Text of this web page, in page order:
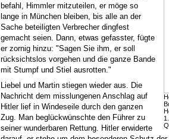
befahl, Himmler mitzuteilen, er möge so
lange in München bleiben, bis alle an der
Sache beteiligten Verbrecher dingfest
gemacht seien. Dann, etwas gefasster, fügte
er zornig hinzu: "Sagen Sie ihm, er soll
rücksichtslos vorgehen und die ganze Bande
mit Stumpf und Stiel ausrotten."
Liebel und Martin stiegen wieder aus. Die
Nachricht dem misslungenen Anschlag auf
Hitler lief in Windeseile durch den ganzen
Zug. Man beglückwünschte den Führer zu
seiner wunderbaren Rettung. Hitler erwiderte